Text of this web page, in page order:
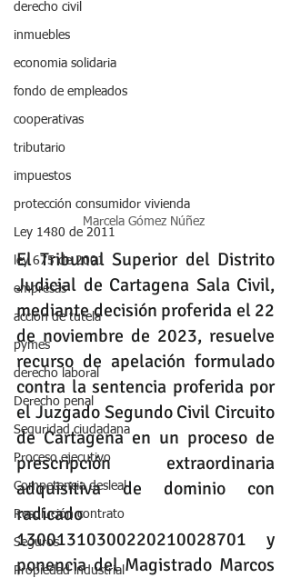
derecho civil
inmuebles
economia solidaria
fondo de empleados
cooperativas
tributario
impuestos
protección consumidor vivienda
Ley 1480 de 2011
ley 675 de 2001
empresas
accion de tutela
pymes
derecho laboral
Derecho penal
Seguridad ciudadana
Proceso ejecutivo
Competencia desleal
Resolución contrato
Seguros
Propiedad industrial
Marcela Gómez Núñez
El Tribunal Superior del Distrito
Judicial de Cartagena Sala Civil,
mediante decisión proferida el 22
de noviembre de 2023, resuelve
recurso de apelación formulado
contra la sentencia proferida por
el Juzgado Segundo Civil Circuito
de Cartagena en un proceso de
prescripción extraordinaria
adquisitiva de dominio con
radicado
13001310300220210028701 y
ponencia del Magistrado Marcos